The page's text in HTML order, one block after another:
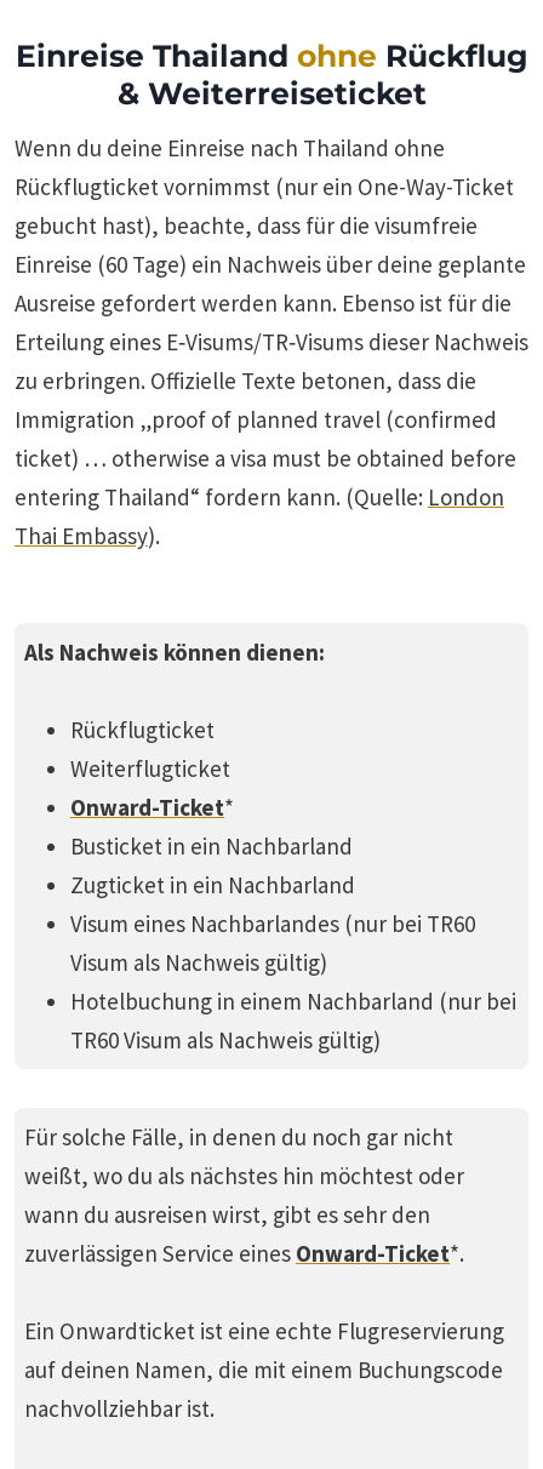
Einreise Thailand ohne Rückflug
& Weiterreiseticket
Wenn du deine Einreise nach Thailand ohne
Rückflugticket vornimmst (nur ein One-Way-Ticket
gebucht hast), beachte, dass für die visumfreie
Einreise (60 Tage) ein Nachweis über deine geplante
Ausreise gefordert werden kann. Ebenso ist für die
Erteilung eines E‑Visums/TR‑Visums dieser Nachweis
zu erbringen. Offizielle Texte betonen, dass die
Immigration „proof of planned travel (confirmed
ticket) … otherwise a visa must be obtained before
entering Thailand“ fordern kann. (Quelle: London
Thai Embassy).
Als Nachweis können dienen:
Rückflugticket
Weiterflugticket
Onward-Ticket*
Busticket in ein Nachbarland
Zugticket in ein Nachbarland
Visum eines Nachbarlandes (nur bei TR60
Visum als Nachweis gültig)
Hotelbuchung in einem Nachbarland (nur bei
TR60 Visum als Nachweis gültig)
Für solche Fälle, in denen du noch gar nicht
weißt, wo du als nächstes hin möchtest oder
wann du ausreisen wirst, gibt es sehr den
zuverlässigen Service eines Onward-Ticket*.
Ein Onwardticket ist eine echte Flugreservierung
auf deinen Namen, die mit einem Buchungscode
nachvollziehbar ist.